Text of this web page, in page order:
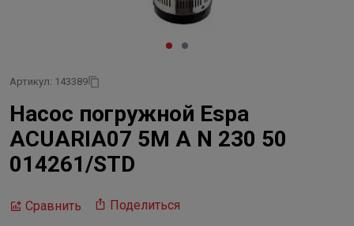
Артикул: 143389
Насос погружной Espa
ACUARIA07 5M A N 230 50
014261/STD
Сравнить Поделиться